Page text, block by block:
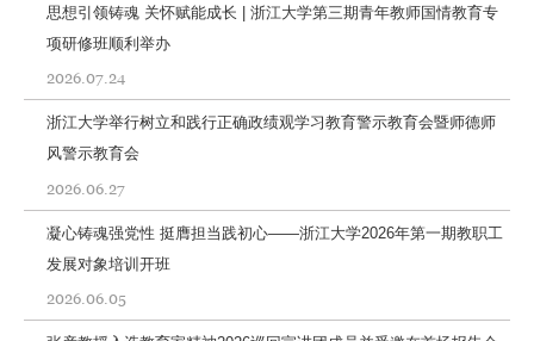
思想引领铸魂 关怀赋能成长 | 浙江大学第三期青年教师国情教育专
项研修班顺利举办
2026.07.24
浙江大学举行树立和践行正确政绩观学习教育警示教育会暨师德师
风警示教育会
2026.06.27
凝心铸魂强党性 挺膺担当践初心——浙江大学2026年第一期教职工
发展对象培训开班
2026.06.05